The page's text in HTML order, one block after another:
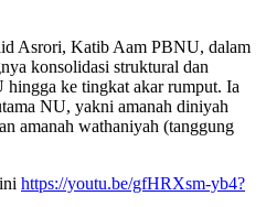
Asrori, Katib Aam PBNU, dalam
konsolidasi struktural dan
ke tingkat akar rumput. Ia
NU, yakni amanah diniyah
amanah wathaniyah (tanggung
https://youtu.be/gfHRXsm-yb4?